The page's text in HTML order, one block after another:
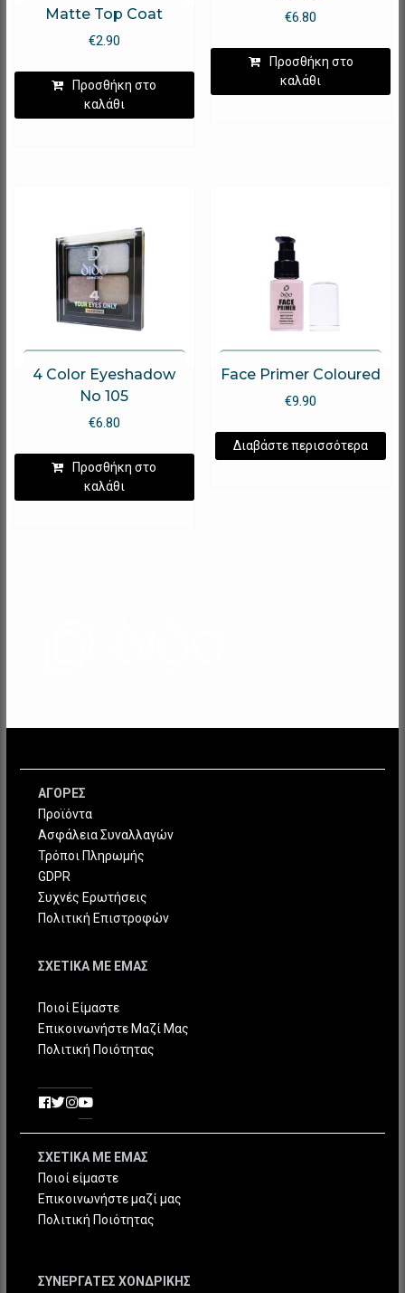
Matte Top Coat
€2.90
Προσθήκη στο
καλάθι
€6.80
Προσθήκη στο
καλάθι
4 Color Eyeshadow
No 105
€6.80
Προσθήκη στο
καλάθι
Face Primer Coloured
€9.90
Διαβάστε περισσότερα
ΑΓΟΡΕΣ
Προϊόντα
Ασφάλεια Συναλλαγών
Τρόποι Πληρωμής
GDPR
Συχνές Ερωτήσεις
Πολιτική Επιστροφών
ΣΧΕΤΙΚΑ ΜΕ ΕΜΑΣ
Ποιοί Είμαστε
Επικοινωνήστε Μαζί Μας
Πολιτική Ποιότητας
ΣΧΕΤΙΚΑ ΜΕ ΕΜΑΣ
Ποιοί είμαστε
Επικοινωνήστε μαζί μας
Πολιτική Ποιότητας
ΣΥΝΕΡΓΑΤΕΣ ΧΟΝΔΡΙΚΗΣ